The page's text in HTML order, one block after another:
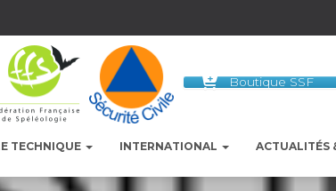
Boutique SSF
TECHNIQUE INTERNATIONAL ACTUALITÉS